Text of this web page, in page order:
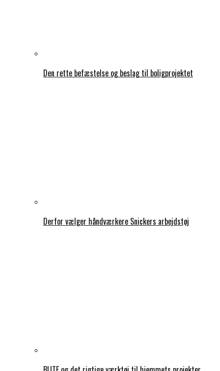
Den rette befæstelse og beslag til boligprojektet
Derfor vælger håndværkere Snickers arbejdstøj